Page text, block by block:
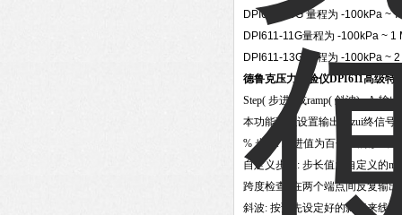
DPI611-10G量程为 -100kPa ~
DPI611-11G量程为 -100kPa ~ 1
DPI611-13G
量程为 -100kPa ~
德鲁克压力校验仪DPI611高级特
Step( 步进) 或ramp( 斜波)mA 输
本功能可以设置输出的zui终信
%步进: 步进值为百分比的形式
自定义步长: 步长值为自定义的
跨度检查: 在两个端点间反复输
斜波: 按预先设定好的斜率来线